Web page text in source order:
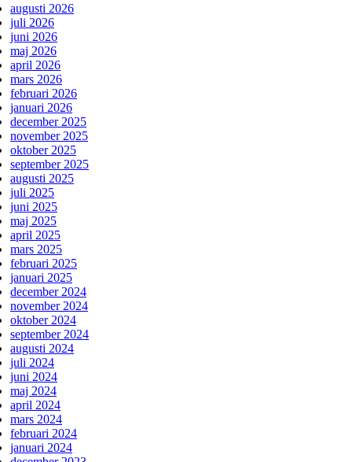
augusti 2026
juli 2026
juni 2026
maj 2026
april 2026
mars 2026
februari 2026
januari 2026
december 2025
november 2025
oktober 2025
september 2025
augusti 2025
juli 2025
juni 2025
maj 2025
april 2025
mars 2025
februari 2025
januari 2025
december 2024
november 2024
oktober 2024
september 2024
augusti 2024
juli 2024
juni 2024
maj 2024
april 2024
mars 2024
februari 2024
januari 2024